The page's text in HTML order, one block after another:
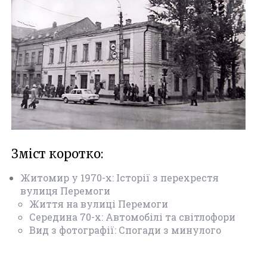
и
о
м
и
р
(
1
-
1
9
7
0
Зміст коротко:
Житомир у 1970-х: Історії з перехрестя
вулиця Перемоги
Життя на вулиці Перемоги
Середина 70-х: Автомобілі та світлофори
Вид з фотографії: Спогади з минулого